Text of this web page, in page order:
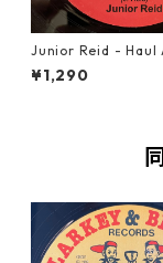
Junior Reid - Haul
Up【7-21015】
¥1,290